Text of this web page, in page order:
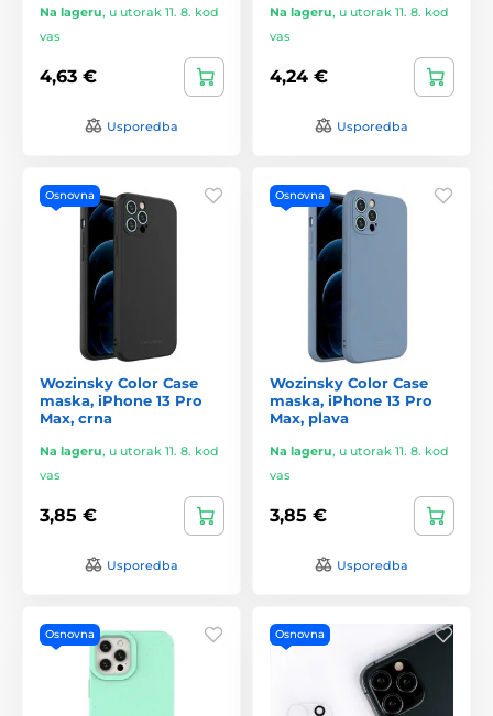
Na lageru, u utorak 11. 8. kod
vas
4,63 €
Usporedba
Na lageru, u utorak 11. 8. kod
vas
4,24 €
Usporedba
Osnovna
Wozinsky Color Case
maska, iPhone 13 Pro
Max, crna
Na lageru, u utorak 11. 8. kod
vas
3,85 €
Usporedba
Osnovna
Wozinsky Color Case
maska, iPhone 13 Pro
Max, plava
Na lageru, u utorak 11. 8. kod
vas
3,85 €
Usporedba
Osnovna Osnovna